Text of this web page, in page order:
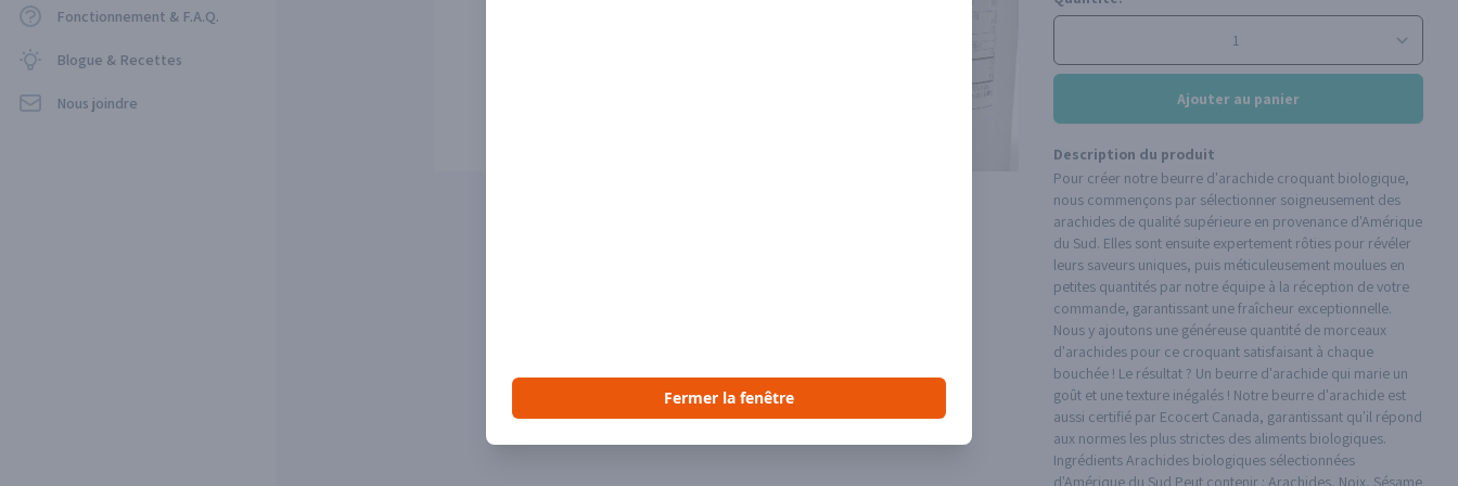
Fonctionnement & F.A.Q.
Blogue & Recettes
Nous joindre Ajouter au panier
Description du produit
Pour créer notre beurre d'arachide croquant biologique,
nous commençons par sélectionner soigneusement des
arachides de qualité supérieure en provenance d'Amérique
du Sud. Elles sont ensuite expertement rôties pour révéler
leurs saveurs uniques, puis méticuleusement moulues en
petites quantités par notre équipe à la réception de votre
commande, garantissant une fraîcheur exceptionnelle.
Nous y ajoutons une généreuse quantité de morceaux
d'arachides pour ce croquant satisfaisant à chaque
bouchée ! Le résultat ? Un beurre d'arachide qui marie un
goût et une texture inégalés ! Notre beurre d'arachide est
aussi certifié par Ecocert Canada, garantissant qu'il répond
aux normes les plus strictes des aliments biologiques.
Ingrédients Arachides biologiques sélectionnées
d'Amérique du Sud Peut contenir : Arachides, Noix, Sésame
Fermer la fenêtre